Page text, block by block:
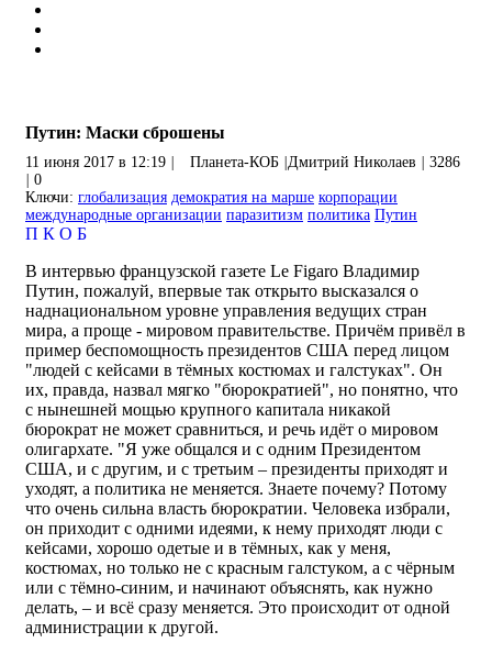
Путин: Маски сброшены
11 июня 2017 в 12:19 Планета-КОБ Дмитрий Николаев
3286
0
Ключи: глобализация демократия на марше корпорации
международные организации паразитизм политика Путин
П К О Б
В интервью французской газете Le Figaro Владимир
Путин, пожалуй, впервые так открыто высказался о
наднациональном уровне управления ведущих стран
мира, а проще - мировом правительстве. Причём привёл в
пример беспомощность президентов США перед лицом
"людей с кейсами в тёмных костюмах и галстуках". Он
их, правда, назвал мягко "бюрократией", но понятно, что
с нынешней мощью крупного капитала никакой
бюрократ не может сравниться, и речь идёт о мировом
олигархате. "Я уже общался и с одним Президентом
США, и с другим, и с третьим – президенты приходят и
уходят, а политика не меняется. Знаете почему? Потому
что очень сильна власть бюрократии. Человека избрали,
он приходит с одними идеями, к нему приходят люди с
кейсами, хорошо одетые и в тёмных, как у меня,
костюмах, но только не с красным галстуком, а с чёрным
или с тёмно-синим, и начинают объяснять, как нужно
делать, – и всё сразу меняется. Это происходит от одной
администрации к другой.